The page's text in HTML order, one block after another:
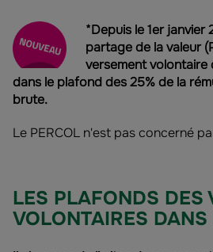
*Depuis le 1er janvier
partage de la valeur
versement volontaire
dans le plafond des 25% de la
brute.
Le PERCOL n'est pas concerné
LES PLAFONDS DES
VOLONTAIRES